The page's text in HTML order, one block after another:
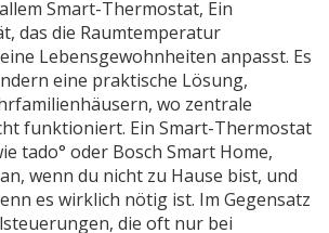
Smart-Thermostat, Ein
das die Raumtemperatur
Lebensgewohnheiten anpasst. Es
eine praktische Lösung,
wo zentrale
funktioniert. Ein Smart-Thermostat
tado° oder Bosch Smart Home,
wenn du nicht zu Hause bist, und
es wirklich nötig ist. Im Gegensatz
die oft nur bei